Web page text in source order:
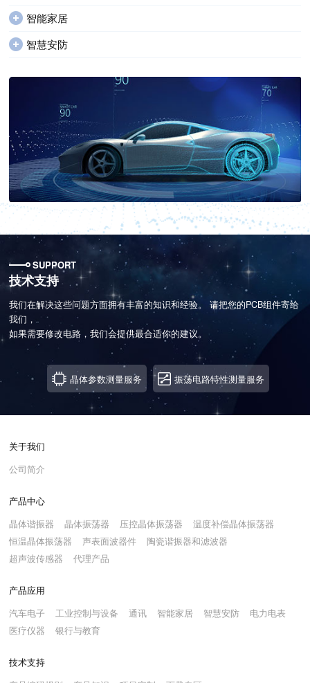
智能家居
智慧安防
SUPPORT
技术支持
我们在解决这些问题方面拥有丰富的知识和经验。 请把您的PCB组件寄给
我们，
如果需要修改电路，我们会提供最合适你的建议。
晶体参数测量服务 振荡电路特性测量服务
关于我们
公司简介
产品中心
晶体谐振器 晶体振荡器 压控晶体振荡器
温度补偿晶体振荡器
恒温晶体振荡器
声表面波器件
陶瓷谐振器和滤波器
超声波传感器
代理产品
产品应用
汽车电子 工业控制与设备 通讯 智能家居 智慧安防
电力电表
医疗仪器
银行与教育
技术支持